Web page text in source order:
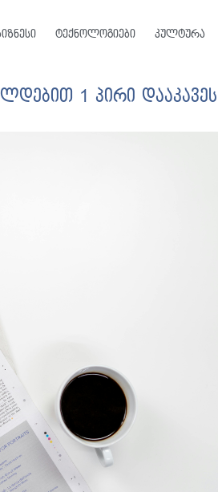
ტექნოლოგიები კულტურა
1 პირი დააკავეს